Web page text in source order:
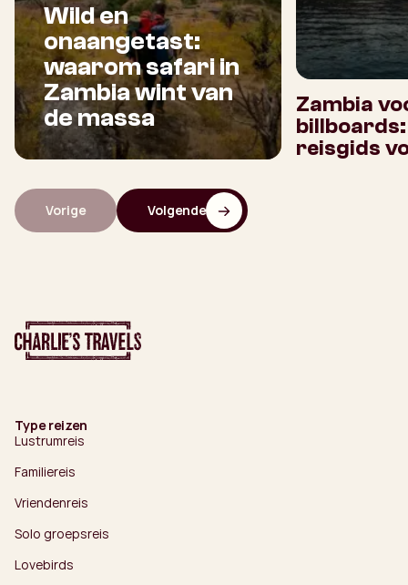
Wild en
onaangetast:
waarom safari in
Zambia wint van
de massa
Zambia
reisgids
Vorige Volgende
Type reizen
Lustrumreis
Familiereis
Vriendenreis
Solo groepsreis
Lovebirds